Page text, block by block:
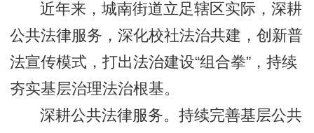
近年来，城南街道立足辖区实际，深耕
公共法律服务，深化校社法治共建，创新普
法宣传模式，打出法治建设“组合拳”，持续
夯实基层治理法治根基。
深耕公共法律服务。持续完善基层公共